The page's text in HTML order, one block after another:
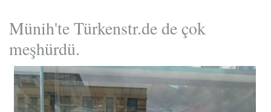
Münih'te Türkenstr.de de çok
meşhürdü.